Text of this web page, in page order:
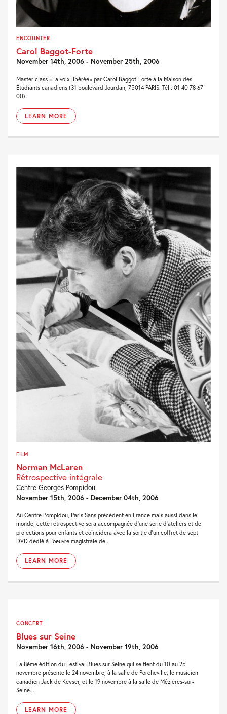
ENCOUNTER
Carol Baggot-Forte
November 14th, 2006 - November 25th, 2006
Master class «La voix libérée» par Carol Baggot-Forte à la Maison des
Étudiants canadiens (31 boulevard Jourdan, 75014 PARIS. Tél : 01 40 78 67
00).
LEARN MORE
FILM
Norman McLaren
Rétrospective intégrale
Centre Georges Pompidou
November 15th, 2006 - December 04th, 2006
Au Centre Pompidou, Paris Sans précédent en France mais aussi dans le
monde, cette rétrospective sera accompagnée d’une série d’ateliers et de
projections pour enfants et coïncidera avec la sortie d’un coffret de sept
DVD dédié à l’oeuvre magistrale de...
LEARN MORE
CONCERT
Blues sur Seine
November 16th, 2006 - November 19th, 2006
La 8ème édition du Festival Blues sur Seine qui se tient du 10 au 25
novembre présente le 24 novembre, à la salle de Porcheville, le musicien
canadien Jack de Keyser, et le 19 novembre à la salle de Mézières-sur-
Seine...
LEARN MORE